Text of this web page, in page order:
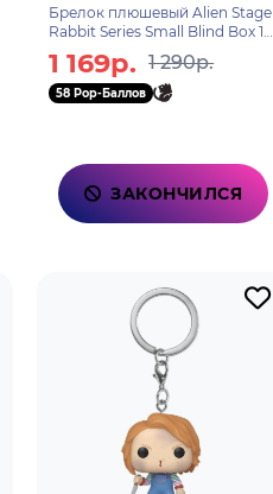
Брелок плюшевый Alien Stage
Rabbit Series Small Blind Box 1
шт 6972797300370
1 169р. 1 290р.
58 Pop-Баллов
ЗАКОНЧИЛСЯ